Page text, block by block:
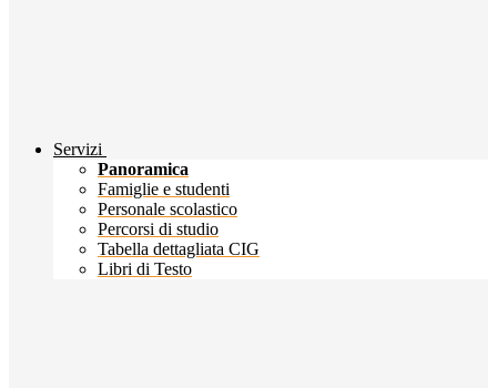
Servizi
Panoramica
Famiglie e studenti
Personale scolastico
Percorsi di studio
Tabella dettagliata CIG
Libri di Testo